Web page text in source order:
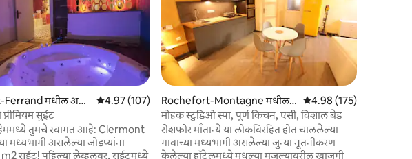
मधील अ
5 पैकी 4.97 सरासरी रेटिंग, 107 रिव्ह्यूज
4.97 (107)
प्रीमियम सुईट
तुमचे स्वागत आहे: Clermont
मध्यभागी असलेल्या जोडप्यांना
m2 सुईट! पहिल्या लेव्हलवर, सुईटमध्ये
Rochefort-Montagne मधील
अपार्टमेंट
5 पैकी 4.98 सरासरी रेटिंग,
4.98 (175)
मोहक स्टुडिओ स्पा, पूर्ण किचन, एसी, विशाल बेड
रोशफोर माँतान्ये या लोकविरहित होत चाललेल्या
गावाच्या मध्यभागी असलेल्या जुन्या नूतनीकरण
केलेल्या हॉटेलमध्ये मधल्या मजल्यावरील खाजगी